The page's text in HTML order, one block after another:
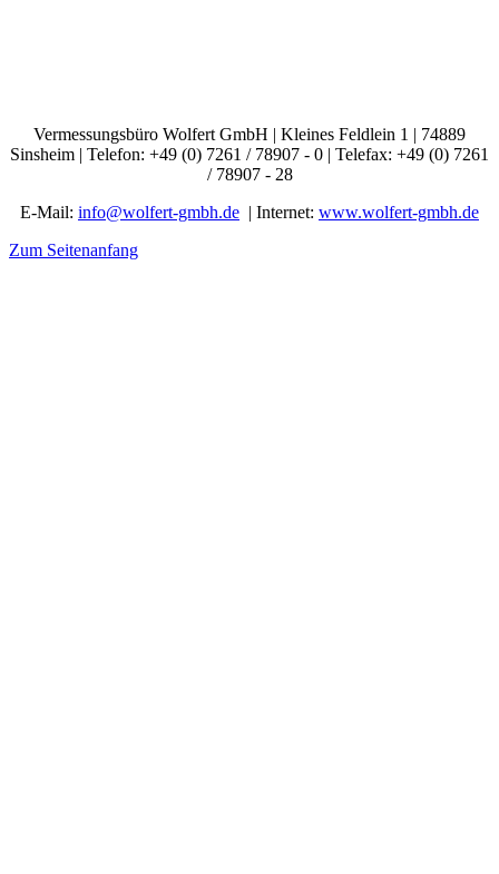
Vermessungsbüro Wolfert GmbH | Kleines Feldlein 1 | 74889
Sinsheim | Telefon: +49 (0) 7261 / 78907 - 0 | Telefax: +49 (0) 7261
/ 78907 - 28
E-Mail: info@wolfert-gmbh.de | Internet: www.wolfert-gmbh.de
Zum Seitenanfang